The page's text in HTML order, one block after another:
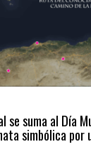
se suma al Día
simbólica por